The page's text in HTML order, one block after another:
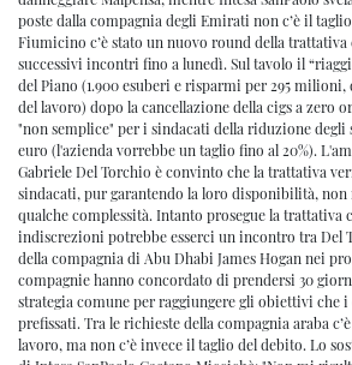
poste dalla compagnia degli Emirati non c’è il
Fiumicino c’è stato un nuovo round della trattativa
successivi incontri fino a lunedì. Sul tavolo il
del Piano (1.900 esuberi e risparmi per 295 milioni,
del lavoro) dopo la cancellazione della cigs a zero
"non semplice" per i sindacati della riduzione
euro (l'azienda vorrebbe un taglio fino al 20%).
Gabriele Del Torchio è convinto che la trattativa
sindacati, pur garantendo la loro disponibilità, non
qualche complessità. Intanto prosegue la trattativa
indiscrezioni potrebbe esserci un incontro tra Del
della compagnia di Abu Dhabi James Hogan nei
compagnie hanno concordato di prendersi 30
strategia comune per raggiungere gli obiettivi che
prefissati. Tra le richieste della compagnia araba
lavoro, ma non c’è invece il taglio del debito. Lo